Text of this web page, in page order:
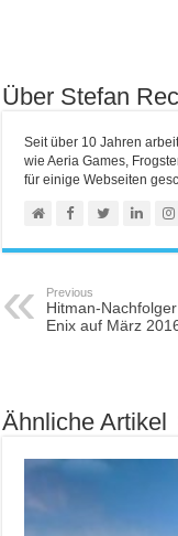
Über Stefan
Seit über 10 Jahren
wie Aeria Games,
für einige Webseiten
Previous
Hitman-
Enix auf März
Ähnliche Artikel